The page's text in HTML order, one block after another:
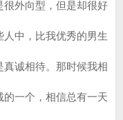
外向型，但是却很好
中，比我优秀的男生
诚相待。那时候我相
一个，相信总有一天